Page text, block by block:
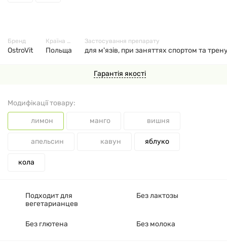
Гарантія якості
Модифікації товару:
лимон манго вишня
апельсин кавун яблуко
кола
Подходит для
вегетарианцев
Без лактозы
Без глютена Без молока
Бренд
OstroVit
Країна виробник
Польща
Застосування препарату
для м'язів, при заняттях спортом та